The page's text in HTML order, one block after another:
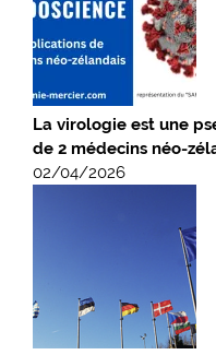
La virologie est une
de 2 médecins néo-
02/04/2026